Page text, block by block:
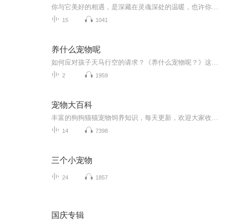
15 1041
养什么宠物呢
2 1959
宠物大百科
14 7398
三个小宠物
24 1857
国庆专辑